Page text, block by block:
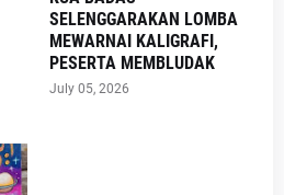
SELENGGARAKAN LOMBA
MEWARNAI KALIGRAFI,
PESERTA MEMBLUDAK
July 05, 2026